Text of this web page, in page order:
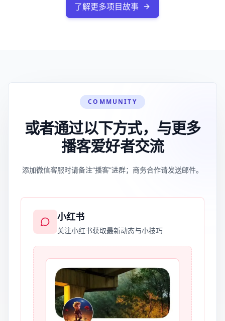
了解更多项目故事
COMMUNITY
或者通过以下方式，与更多
播客爱好者交流
添加微信客服时请备注“播客”进群；商务合作请发送邮件。
小红书
关注小红书获取最新动态与小技巧